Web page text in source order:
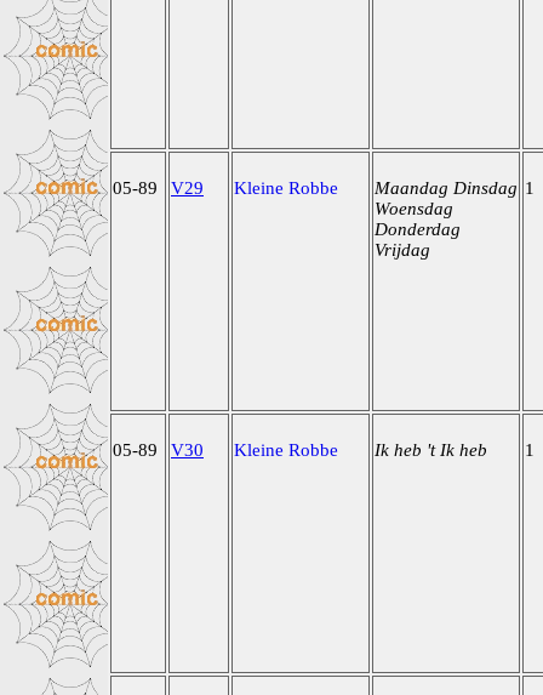
05-89 V29 Kleine Robbe
Maandag Dinsdag
Woensdag
Donderdag
Vrijdag
1
05-89 V30 Kleine Robbe Ik heb 't Ik heb 1